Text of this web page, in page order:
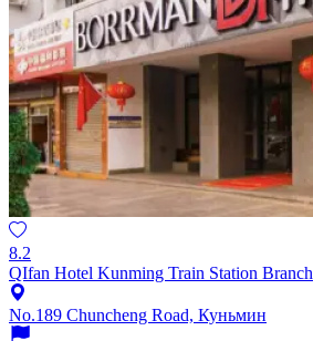
8.2
QIfan Hotel Kunming Train Station Branch
No.189 Chuncheng Road, Куньмин